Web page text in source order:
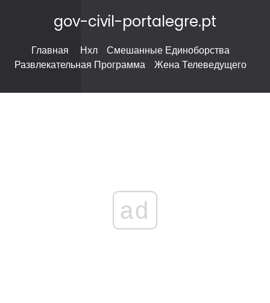
gov-civil-portalegre.pt
Главная Нхл
Смешанные Единоборства
Развлекательная Программа
Жена Телеведущего
ad